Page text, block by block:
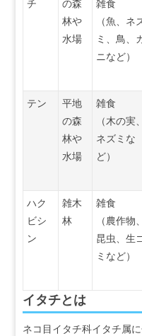
チ
の森
林や
水場
雑食
（魚、ネ
ミ、鳥、
ニなど）
テン
平地
の森
林や
水場
雑食
（木の実、
ネズミな
ど）
ハク
ビシ
ン
雑木
林
雑食
（農作物、
昆虫、生
ミなど）
イタチとは
ネコ目イタチ科イタチ属